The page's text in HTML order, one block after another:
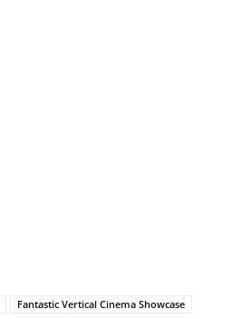
Fantastic Vertical Cinema Showcase